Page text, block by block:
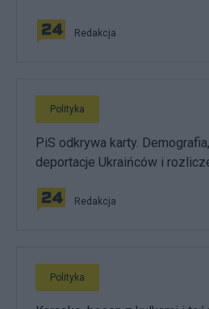
Redakcja
Polityka
PiS odkrywa karty.
deportacje Ukraińców i
Redakcja
Polityka